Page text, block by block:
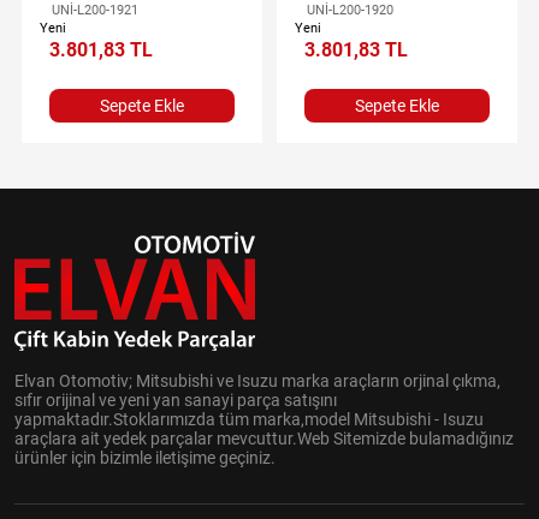
UNİ-L200-1921
Yeni
3.801,83 TL
Sepete Ekle
UNİ-L200-1920
Yeni
3.801,83 TL
Sepete Ekle
Elvan Otomotiv; Mitsubishi ve Isuzu marka araçların orjinal çıkma,
sıfır orijinal ve yeni yan sanayi parça satışını
yapmaktadır.Stoklarımızda tüm marka,model Mitsubishi - Isuzu
araçlara ait yedek parçalar mevcuttur.Web Sitemizde bulamadığınız
ürünler için bizimle iletişime geçiniz.